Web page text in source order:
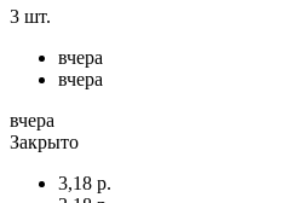
3 шт.
вчера
вчера
вчера
Закрыто
3,18 р.